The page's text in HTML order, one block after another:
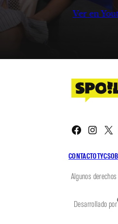
Ver en
CONTACTOTYC
Algunos
Desarrollado por